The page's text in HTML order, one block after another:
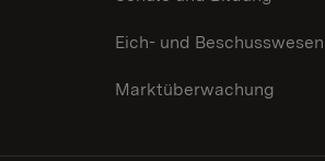
Eich- und Beschusswesen
Marktüberwachung